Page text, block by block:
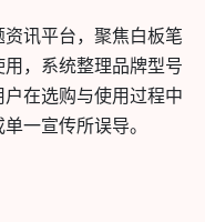
讯平台，聚焦白板笔
，系统整理品牌型号
在选购与使用过程中
一宣传所误导。